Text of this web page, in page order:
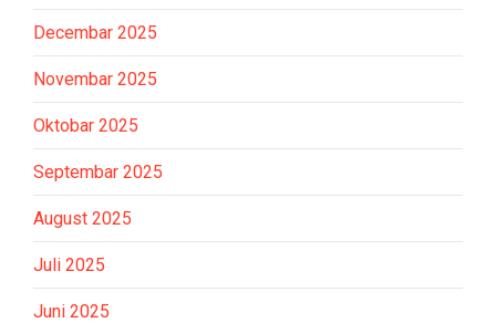
Decembar 2025
Novembar 2025
Oktobar 2025
Septembar 2025
August 2025
Juli 2025
Juni 2025